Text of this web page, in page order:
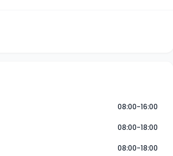
08:00-16:00
08:00-18:00
08:00-18:00